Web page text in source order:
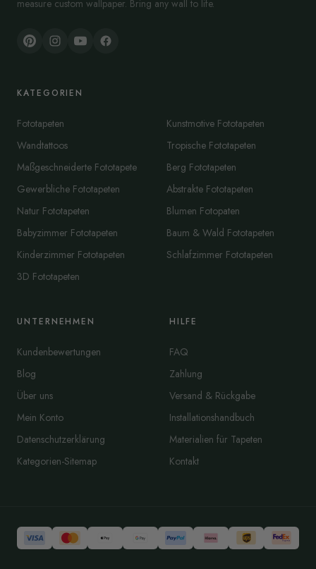
measure custom wallpaper. Bring any wall to life.
KATEGORIEN
Fototapeten
Wandtattoos
Maßgeschneiderte Fototapete
Gewerbliche Fototapeten
Natur Fototapeten
Babyzimmer Fototapeten
Kinderzimmer Fototapeten
3D Fototapeten
Kunstmotive Fototapeten
Tropische Fototapeten
Berg Fototapeten
Abstrakte Fototapeten
Blumen Fotopaten
Baum & Wald Fototapeten
Schlafzimmer Fototapeten
UNTERNEHMEN
Kundenbewertungen
Blog
Über uns
Mein Konto
Datenschutzerklärung
Kategorien-Sitemap
HILFE
FAQ
Zahlung
Versand & Rückgabe
Installationshandbuch
Materialien für Tapeten
Kontakt